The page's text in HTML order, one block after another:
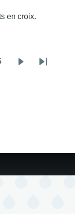
en croix.
Page
Dernière